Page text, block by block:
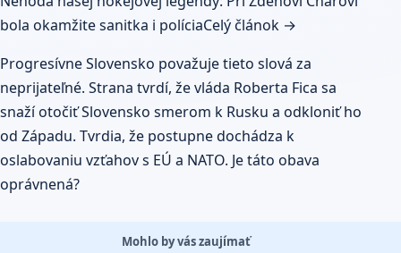
bola okamžite sanitka i políciaCelý článok →
Progresívne Slovensko považuje tieto slová za
neprijateľné. Strana tvrdí, že vláda Roberta Fica sa
snaží otočiť Slovensko smerom k Rusku a odkloniť ho
od Západu. Tvrdia, že postupne dochádza k
oslabovaniu vzťahov s EÚ a NATO. Je táto obava
oprávnená?
Mohlo by vás zaujímať